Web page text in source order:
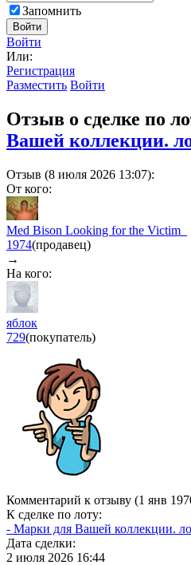
Запомнить
Войти
Войти
Или:
Регистрация
Разместить Войти
Отзыв о сделке по
Вашей коллекции.
Отзыв (8 июля 2026 13:07):
От кого:
Med Bison Looking for the Victim_
1974(продавец)
→
На кого:
яблок
729(покупатель)
Комментарий к отзыву (1 янв
К сделке по лоту:
- Марки для Вашей коллекции.
Дата сделки:
2 июля 2026 16:44